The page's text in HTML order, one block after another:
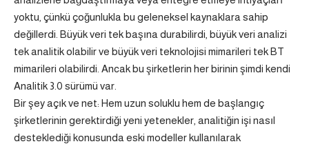
yoktu, çünkü çoğunlukla bu geleneksel kaynaklara sahip
değillerdi. Büyük veri tek başına durabilirdi, büyük veri analizi
tek analitik olabilir ve büyük veri teknolojisi mimarileri tek BT ​​
mimarileri olabilirdi. Ancak bu şirketlerin her birinin şimdi kendi
Analitik 3.0 sürümü var.
Bir şey açık ve net: Hem uzun soluklu hem de başlangıç ​​
şirketlerinin gerektirdiği yeni yetenekler, analitiğin işi nasıl
desteklediği konusunda eski modeller kullanılarak